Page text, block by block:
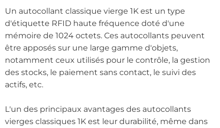
Un autocollant classique vierge 1K est un type
d'étiquette RFID haute fréquence doté d'une
mémoire de 1024 octets. Ces autocollants peuvent
être apposés sur une large gamme d'objets,
notamment ceux utilisés pour le contrôle, la gestion
des stocks, le paiement sans contact, le suivi des
actifs, etc.
L'un des principaux avantages des autocollants
vierges classiques 1K est leur durabilité, même dans